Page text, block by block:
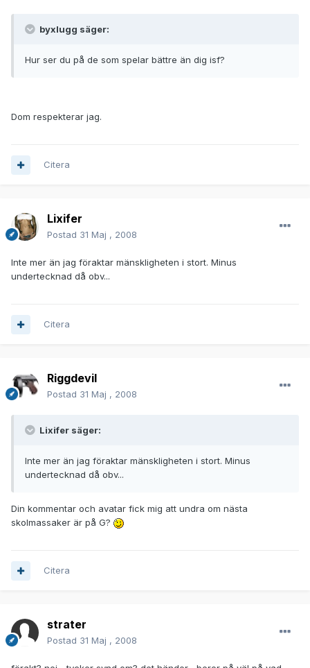
byxlugg säger:
Hur ser du på de som spelar bättre än dig isf?
Dom respekterar jag.
Citera
Lixifer
Postad 31 Maj , 2008
Inte mer än jag föraktar mänskligheten i stort. Minus
undertecknad då obv...
Citera
Riggdevil
Postad 31 Maj , 2008
Lixifer säger:
Inte mer än jag föraktar mänskligheten i stort. Minus
undertecknad då obv...
Din kommentar och avatar fick mig att undra om nästa
skolmassaker är på G?
Citera
strater
Postad 31 Maj , 2008